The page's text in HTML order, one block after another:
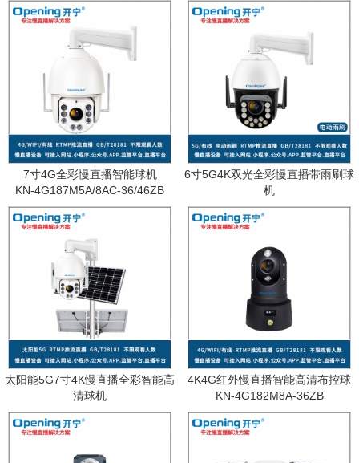
7寸4G全彩慢直播智能球机
KN-4G187M5A/8AC-36/46ZB
6寸5G4K双光全彩慢直播带雨刷球
机
太阳能5G7寸4K慢直播全彩智能高
清球机
4K4G红外慢直播智能高清布控球
KN-4G182M8A-36ZB